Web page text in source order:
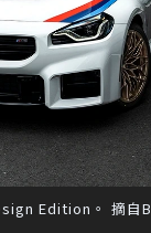
Edition。 摘自